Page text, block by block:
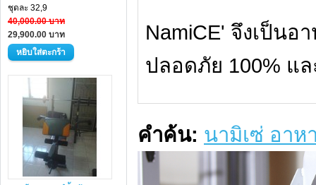
ชุดละ 32,9
40,000.00 บาท
29,900.00 บาท
NamiCE' จึงเป็นอ
ปลอดภัย 100% แ
คำค้น: นามิเซ่ อาห